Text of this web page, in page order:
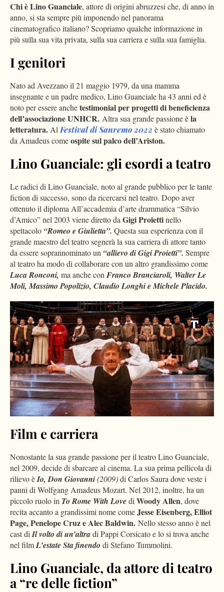
Chi è Lino Guanciale, attore di origini abruzzesi che, di anno in
anno, si sta sempre più imponendo nel panorama
cinematografico italiano? Scopriamo qualche informazione in
più sulla sua vita privata, sulla sua carriera e sulla sua famiglia.
I genitori
Nato ad Avezzano il 21 maggio 1979, da una mamma
insegnante e un padre medico, Lino Guanciale ha 43 anni ed è
noto per essere anchetestimonial per progetti di beneficienza
dell’associazione UNHCR. Altra sua grande passione èla
letteratura.AlFestival di Sanremo 2022 è stato chiamato
da Amadeus comeospite sul palco dell’Ariston.
Lino Guanciale: gli esordi a teatro
Le radici di Lino Guanciale, noto al grande pubblico per le tante
fiction di successo, sono da ricercarsi nel teatro. Dopo aver
ottenuto il diploma All’accademia d’arte drammatica “Silvio
d’Amico” nel 2003 viene diretto daGigi Proiettinello
spettacolo “Romeo e Giulietta”. Questa sua esperienza con il
grande maestro del teatro segnerà la sua carriera di attore tanto
da essere soprannominato un “allievo di Gigi Proietti”. Sempre
al teatro ha modo di collaborare con un altro grandissimo come
Luca Ronconi, ma anche conFranco Branciaroli, Walter Le
Moli, Massimo Popolizio, Claudio Longhi e Michele Placido.
Film e carriera
Nonostante la sua grande passione per il teatro Lino Guanciale,
nel 2009, decide di sbarcare al cinema. La sua prima pellicola di
rilievo èIo, Don Giovanni(2009)di Carlos Saura dove veste i
panni di Wolfgang Amadeus Mozart. Nel 2012, inoltre, ha un
piccolo ruolo in To Rome With Lovedi Woody Allen, dove
recita accanto a grandissimi nome comeJesse Eisenberg, Elliot
Page, Penelope Cruz e Alec Baldwin. Nello stesso anno è nel
cast di Il volto di un’altradi Pappi Corsicato e lo si trova anche
nel filmL’estate Sta finendo di Stefano Tummolini.
Lino Guanciale, da attore di teatro
a “re delle fiction”